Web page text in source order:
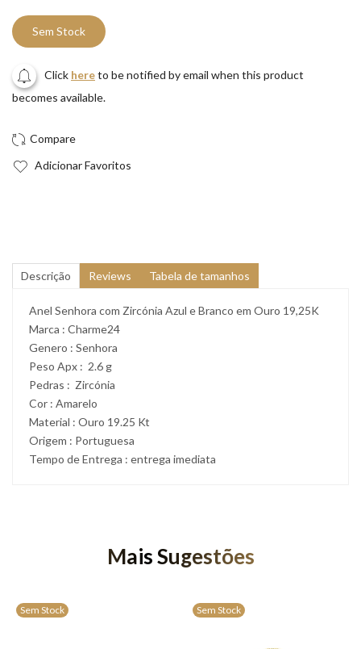
Sem Stock
Click hereto be notified by email when this product
becomes available.
Adicionar Favoritos
Descrição Reviews Tabela de tamanhos
Anel Senhora com Zircónia Azul e Branco em Ouro 19,25K
Marca : Charme24
Genero : Senhora
Peso Apx : 2.6 g
Pedras : Zircónia
Cor : Amarelo
Material : Ouro 19.25 Kt
Origem : Portuguesa
Tempo de Entrega : entrega imediata
Mais Sugestões
Sem Stock Sem Stock